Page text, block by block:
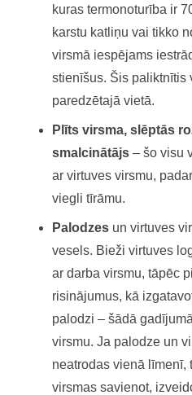
kuras termonoturība ir
karstu katliņu vai tikko
virsmā iespējams
stienīšus. Šis paliktnītis
paredzētajā vietā.
Plīts virsma, slēptās
smalcinātājs – šo visu
ar virtuves virsmu,
viegli tīrāmu.
Palodzes un virtuves
vesels. Bieži virtuves
ar darba virsmu, tāpēc
risinājumus, kā
palodzi – šādā
virsmu. Ja palodze un
neatrodas vienā līmenī,
virsmas savienot,